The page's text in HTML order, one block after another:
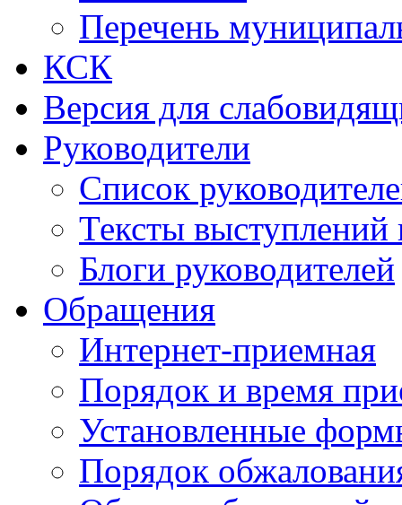
Перечень
КСК
Версия для
Руководители
Список
Тексты выступлений
Блоги руководителей
Обращения
Интернет-приемная
Порядок и время
Установленные
Порядок